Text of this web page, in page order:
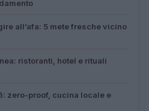
all’afa: 5 mete fresche vicino
ristoranti, hotel e rituali
zero-proof, cucina locale e